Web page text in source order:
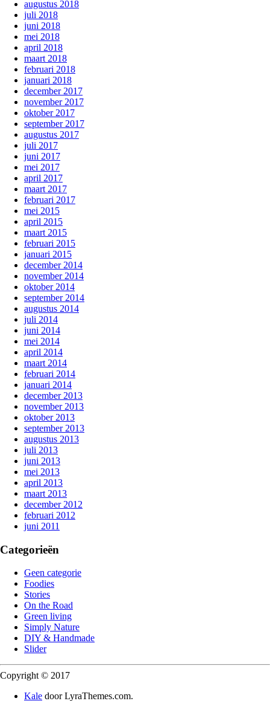
augustus 2018
juli 2018
juni 2018
mei 2018
april 2018
maart 2018
februari 2018
januari 2018
december 2017
november 2017
oktober 2017
september 2017
augustus 2017
juli 2017
juni 2017
mei 2017
april 2017
maart 2017
februari 2017
mei 2015
april 2015
maart 2015
februari 2015
januari 2015
december 2014
november 2014
oktober 2014
september 2014
augustus 2014
juli 2014
juni 2014
mei 2014
april 2014
maart 2014
februari 2014
januari 2014
december 2013
november 2013
oktober 2013
september 2013
augustus 2013
juli 2013
juni 2013
mei 2013
april 2013
maart 2013
december 2012
februari 2012
juni 2011
Categorieën
Geen categorie
Foodies
Stories
On the Road
Green living
Simply Nature
DIY & Handmade
Slider
Copyright © 2017
Kale door LyraThemes.com.